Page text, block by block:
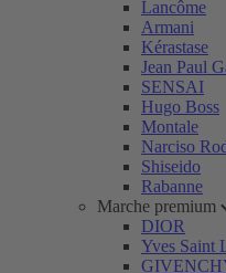
Lancôme
Armani
Kérastase
Jean Paul
SENSAI
Hugo Boss
Montale
Narciso
Shiseido
Rabanne
Marche premium
DIOR
Yves Saint